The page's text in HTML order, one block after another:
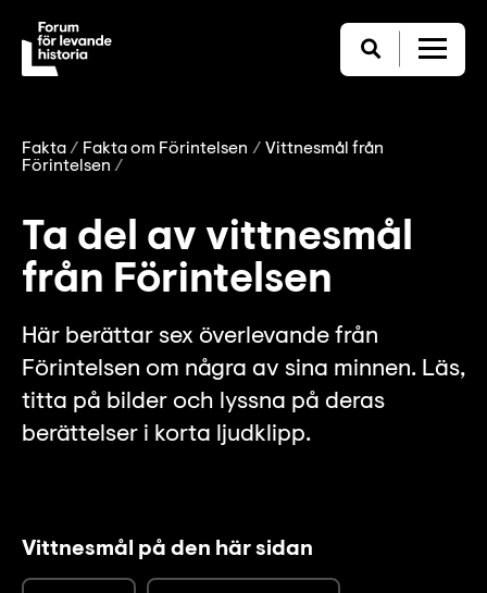
Fakta Fakta om Förintelsen
Vittnesmål från
Förintelsen
Ta del av vittnesmål
från Förintelsen
Här berättar sex överlevande från
Förintelsen om några av sina minnen. Läs,
titta på bilder och lyssna på deras
berättelser i korta ljudklipp.
Vittnesmål på den här sidan